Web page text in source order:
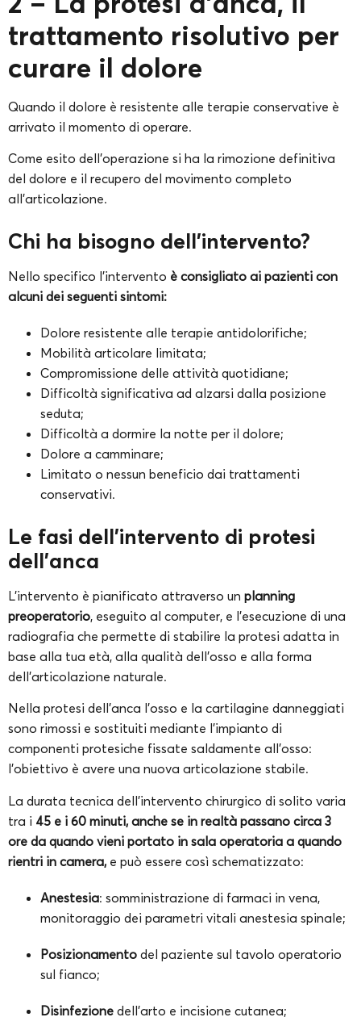
trattamento risolutivo per
curare il dolore
Quando il dolore è resistente alle terapie conservative è
arrivato il momento di operare.
Come esito dell’operazione si ha la rimozione definitiva
del dolore e il recupero del movimento completo
all’articolazione.
Chi ha bisogno dell’intervento?
Nello specifico l’intervento è consigliato ai pazienti con
alcuni dei seguenti sintomi:
Dolore resistente alle terapie antidolorifiche;
Mobilità articolare limitata;
Compromissione delle attività quotidiane;
Difficoltà significativa ad alzarsi dalla posizione
seduta;
Difficoltà a dormire la notte per il dolore;
Dolore a camminare;
Limitato o nessun beneficio dai trattamenti
conservativi.
Le fasi dell’intervento di protesi
dell’anca
L’intervento è pianificato attraverso un planning
preoperatorio, eseguito al computer, e l’esecuzione di una
radiografia che permette di stabilire la protesi adatta in
base alla tua età, alla qualità dell’osso e alla forma
dell’articolazione naturale.
Nella protesi dell’anca l’osso e la cartilagine danneggiati
sono rimossi e sostituiti mediante l’impianto di
componenti protesiche fissate saldamente all’osso:
l’obiettivo è avere una nuova articolazione stabile.
La durata tecnica dell’intervento chirurgico di solito varia
tra i 45 e i 60 minuti, anche se in realtà passano circa 3
ore da quando vieni portato in sala operatoria a quando
rientri in camera, e può essere così schematizzato:
Anestesia: somministrazione di farmaci in vena,
monitoraggio dei parametri vitali anestesia spinale;
Posizionamento del paziente sul tavolo operatorio
sul fianco;
Disinfezione dell’arto e incisione cutanea;